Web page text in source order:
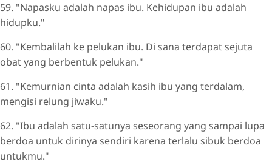
59. "Napasku adalah napas ibu. Kehidupan ibu adalah
hidupku."
60. "Kembalilah ke pelukan ibu. Di sana terdapat sejuta
obat yang berbentuk pelukan."
61. "Kemurnian cinta adalah kasih ibu yang terdalam,
mengisi relung jiwaku."
62. "Ibu adalah satu-satunya seseorang yang sampai lupa
berdoa untuk dirinya sendiri karena terlalu sibuk berdoa
untukmu."